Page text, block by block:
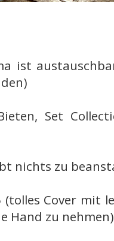
ist
Set
nichts zu
(tolles Cover mit
Hand zu nehmen)